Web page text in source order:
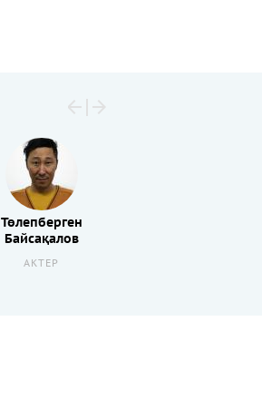
Төлепберген
Байсақалов
АКТЕР